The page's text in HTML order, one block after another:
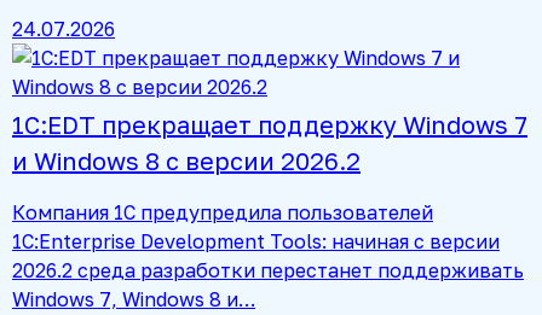
24.07.2026
1С:EDT прекращает поддержку Windows 7
и Windows 8 с версии 2026.2
Компания 1С предупредила пользователей
1C:Enterprise Development Tools: начиная с версии
2026.2 среда разработки перестанет поддерживать
Windows 7, Windows 8 и…